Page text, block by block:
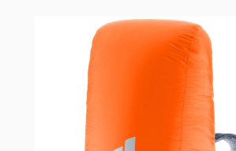
Clicken, um das Karussell zu überspringen